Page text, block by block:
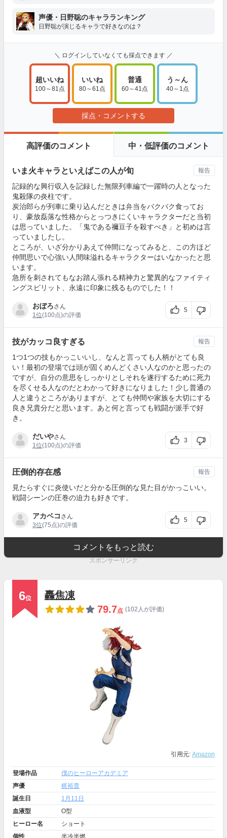
声優・日野聡のキャラランキング
日野聡が演じるキャラで好きなのは？
＼ ログインしていなくても採点できます ／
超いいね
100～81点
いいね
80～61点
普通
60～41点
う～ん
40～1点
採点・コメントする
高評価のコメント 中・低評価のコメント
いま火キャラといえばこの人が旬
記録的な興行収入を記録した無限列車編で一躍時の人となった
鬼殺隊の炎柱です。
炭治郎らが列車に乗り込んだときは弁当をバクバク食ってお
り、豪放磊落な性格からとっつきにくいキャラクターだと当初
は思っていました。「鬼である禰豆子を殺すべき」と初めは言
っていましたし。
ところが、いざ分かりあえて仲間になってみると、この方ほど
仲間思いで心強い人間味溢れるキャラクターはいなかったと思
います。
急所を刺されてもなお踏ん張れる精神力と驚異的なファイティ
ングスピリット、永遠に印象に残るものでした！！
おぼろさん
1位(100点)の評価
5
報告
技がカッコ良すぎる
1つ1つの技もかっこいいし、なんと言っても人柄がとても良
い！最初の登場では頭が固くめんどくさい人なのかと思ったの
ですが、自分の意思をしっかりとしそれを遂行するために死力
を尽くせる人なのだとわかって好きになりました！少し普通の
人と違うところがありますが、とても仲間や家族を大切にする
良き兄貴分だと思います。あと何と言っても戦闘が派手で好
き。
だいやさん
1位(100点)の評価
3
報告
圧倒的存在感
見たらすぐに炎使いだと分かる圧倒的な見た目がかっこいい。
戦闘シーンの圧巻の迫力も好きです。
アカベコ さん
3位(75点)の評価
5
報告
コメントをもっと読む
スポンサーリンク
6位
轟焦凍
79.7点 (102人が評価)
引用元: Amazon
登場作品
僕のヒーローアカデミア
声優
梶裕貴
誕生日
1月11日
血液型
O型
ヒーロー名
ショート
個性
半冷半燃